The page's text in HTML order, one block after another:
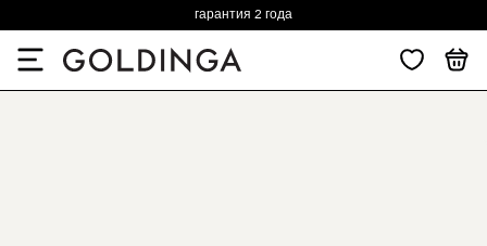
гарантия 2 года